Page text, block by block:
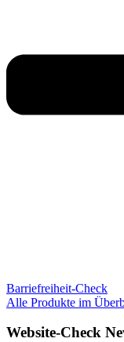
Barriefreiheit-Check
Alle Produkte im
Website-Check